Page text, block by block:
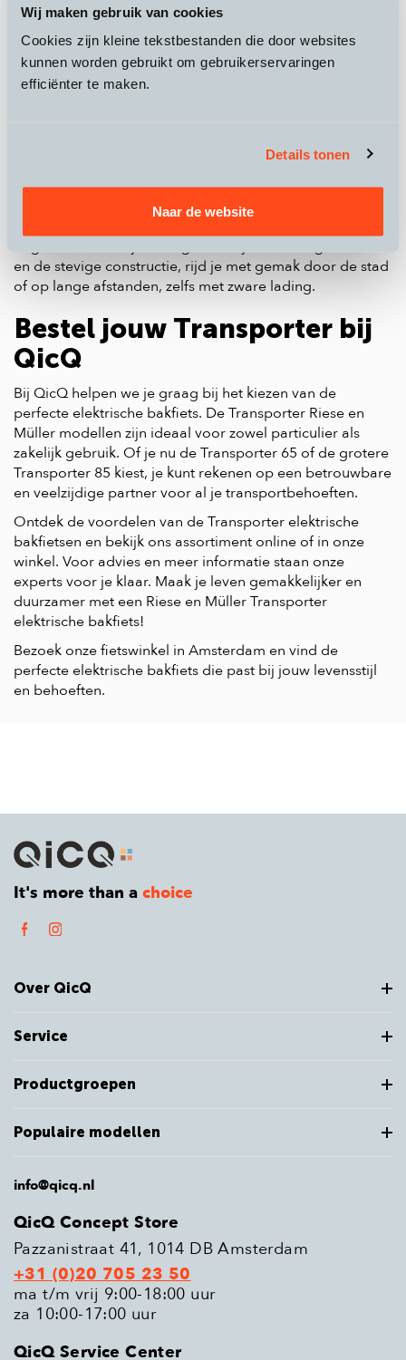
Wij maken gebruik van cookies
Cookies zijn kleine tekstbestanden die door websites
kunnen worden gebruikt om gebruikerservaringen
efficiënter te maken.
Details tonen
Naar de website
Kwaliteit en duurzaamheid: bakfietsen van Riese &
materialen en duurzame constructie, waardoor je
jarenlang plezier hebt van je investering.
Overweeg je om een elektrische bakfiets te kopen? De
combinatie van functionaliteit, flexibiliteit en
betrouwbaarheid. Deze bakfietsen zijn ontworpen om
en de stevige constructie, rijd je met gemak door de stad
of op lange afstanden, zelfs met zware lading.
Bestel jouw Transporter bij
QicQ
Bij QicQ helpen we je graag bij het kiezen van de
perfecte elektrische bakfiets. De Transporter Riese en
Müller modellen zijn ideaal voor zowel particulier als
zakelijk gebruik. Of je nu de Transporter 65 of de grotere
Transporter 85 kiest, je kunt rekenen op een betrouwbare
en veelzijdige partner voor al je transportbehoeften.
Ontdek de voordelen van de Transporter elektrische
bakfietsen en bekijk ons assortiment online of in onze
winkel. Voor advies en meer informatie staan onze
experts voor je klaar. Maak je leven gemakkelijker en
duurzamer met een Riese en Müller Transporter
elektrische bakfiets!
Bezoek onze fietswinkel in Amsterdam en vind de
perfecte elektrische bakfiets die past bij jouw levensstijl
en behoeften.
It's more than a choice
Over QicQ
Service
Productgroepen
Populaire modellen
info@qicq.nl
QicQ Concept Store
Pazzanistraat 41, 1014 DB Amsterdam
+31 (0)20 705 23 50
ma t/m vrij 9:00-18:00 uur
za 10:00-17:00 uur
QicQ Service Center